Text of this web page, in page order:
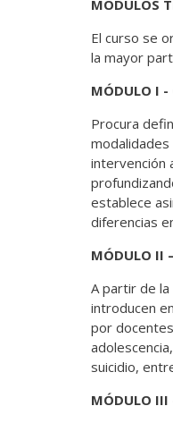
MÓDULOS
El curso se
la mayor
MÓDULO I -
Procura
modalidades
intervención
establece
diferencias
MÓDULO II
A partir de
introducen
por
suicidio,
MÓDULO III